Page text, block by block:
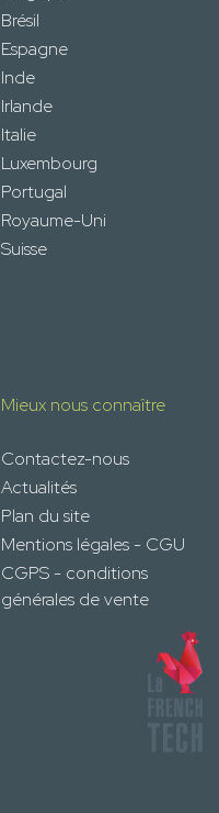
Brésil
Espagne
Inde
Irlande
Italie
Luxembourg
Portugal
Royaume-Uni
Suisse
Mieux nous connaître
Contactez-nous
Actualités
Plan du site
Mentions légales - CGU
CGPS - conditions
générales de vente